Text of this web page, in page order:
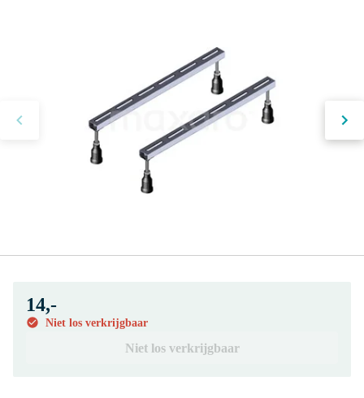
14,-
Niet los verkrijgbaar
Niet los verkrijgbaar